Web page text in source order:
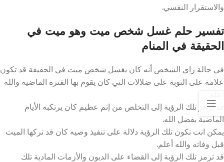
والاستقرار النفسي.
تفسير حلم غسل شخص ميت وهو ميت في
الحقيقة في المنام
في حالة راي الشخص أنه كان يغسل شخص ميت في الحقيقة قد تكون
علامة على التوبة على ضلالات التي كان يقوم بها الفتره الماضيه والله
اعلم.
قد ترمز تلك الرؤية إلى التخلص من إثم عظيم كان يرتكبه الأيام
الماضية بفضل الله.
يمكن انت تكون تلك الرؤية دلالة على تنفيذ وصيه كان قد تركها الميت
قبل وفاته والله أعلم.
قد ترمز تلك الرؤية إلى القضاء على الديون والأزمات المادية تلك